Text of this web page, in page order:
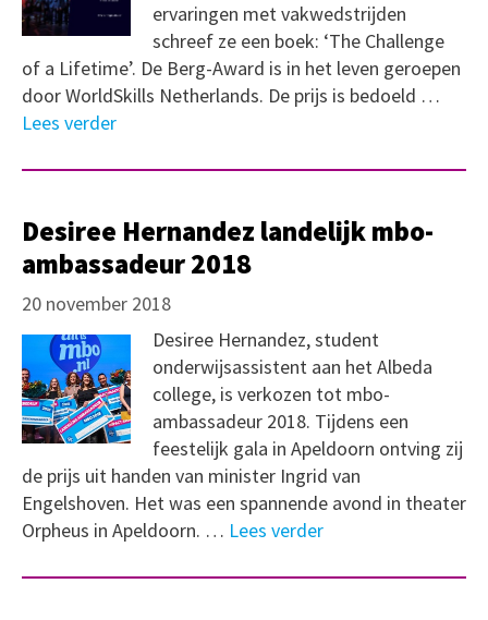
ervaringen met vakwedstrijden
schreef ze een boek: ‘The Challenge
of a Lifetime’. De Berg-Award is in het leven geroepen
door WorldSkills Netherlands. De prijs is bedoeld …
Lees verder
Desiree Hernandez landelijk mbo-
ambassadeur 2018
20 november 2018
Desiree Hernandez, student
onderwijsassistent aan het Albeda
college, is verkozen tot mbo-
ambassadeur 2018. Tijdens een
feestelijk gala in Apeldoorn ontving zij
de prijs uit handen van minister Ingrid van
Engelshoven. Het was een spannende avond in theater
Orpheus in Apeldoorn. … Lees verder